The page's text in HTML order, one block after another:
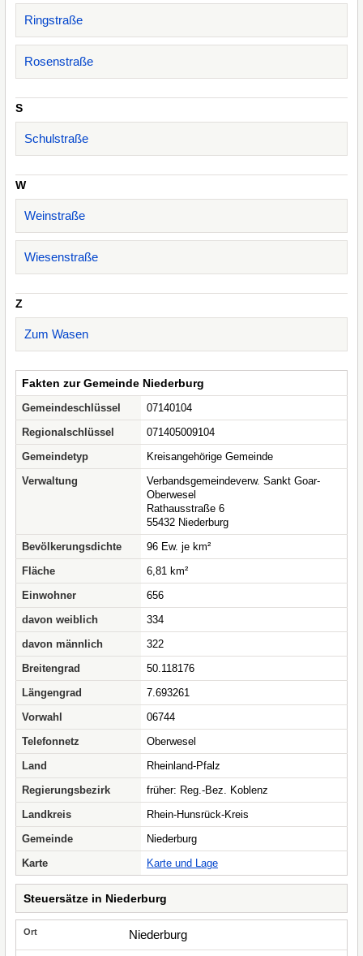
Ringstraße
Rosenstraße
S
Schulstraße
W
Weinstraße
Wiesenstraße
Z
Zum Wasen
Fakten zur Gemeinde Niederburg
Gemeindeschlüssel
07140104
Regionalschlüssel
071405009104
Gemeindetyp
Kreisangehörige Gemeinde
Verwaltung
Verbandsgemeindeverw. Sankt Goar-
Oberwesel
Rathausstraße 6
55432 Niederburg
Bevölkerungsdichte
96 Ew. je km²
Fläche
6,81 km²
Einwohner
656
davon weiblich
334
davon männlich
322
Breitengrad
50.118176
Längengrad
7.693261
Vorwahl
06744
Telefonnetz
Oberwesel
Land
Rheinland-Pfalz
Regierungsbezirk
früher: Reg.-Bez. Koblenz
Landkreis
Rhein-Hunsrück-Kreis
Gemeinde
Niederburg
Karte
Karte und Lage
Steuersätze in Niederburg
Niederburg